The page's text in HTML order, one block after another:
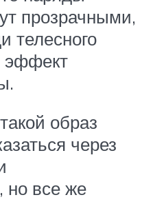
прозрачными,
телесного
эффект
образ
через
но все же